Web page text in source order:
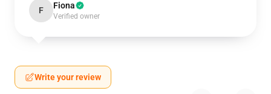
F Fiona
Verified owner
Write your review